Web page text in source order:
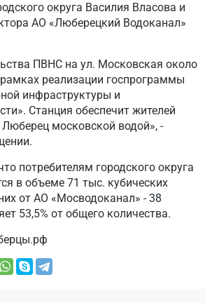
округа Василия Власова и
АО «Люберецкий Водоканал»
ПВНС на ул. Московская около
реализации госпрограммы
инфраструктуры и
Станция обеспечит жителей
московской водой», -
потребителям городского округа
в объеме 71 тыс. кубических
от АО «Мосводоканал» - 38
53,5% от общего количества.